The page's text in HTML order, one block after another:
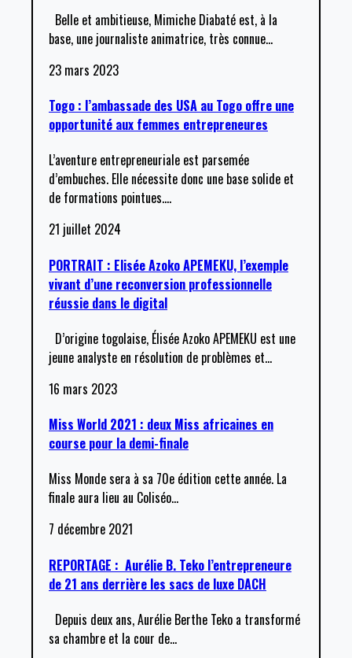
Belle et ambitieuse, Mimiche Diabaté est, à la
base, une journaliste animatrice, très connue…
23 mars 2023
Togo : l’ambassade des USA au Togo offre une
opportunité aux femmes entrepreneures
L’aventure entrepreneuriale est parsemée
d’embuches. Elle nécessite donc une base solide et
de formations pointues.…
21 juillet 2024
PORTRAIT : Elisée Azoko APEMEKU, l’exemple
vivant d’une reconversion professionnelle
réussie dans le digital
D’origine togolaise, Élisée Azoko APEMEKU est une
jeune analyste en résolution de problèmes et…
16 mars 2023
Miss World 2021 : deux Miss africaines en
course pour la demi-finale
Miss Monde sera à sa 70e édition cette année. La
finale aura lieu au Coliséo…
7 décembre 2021
REPORTAGE : Aurélie B. Teko l’entrepreneure
de 21 ans derrière les sacs de luxe DACH
Depuis deux ans, Aurélie Berthe Teko a transformé
sa chambre et la cour de…